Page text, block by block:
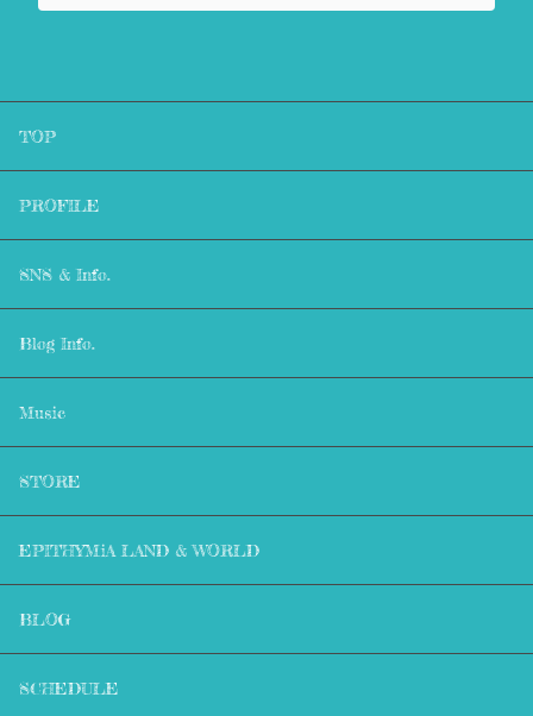
TOP
PROFILE
SNS & Info.
Blog Info.
Music
STORE
EPITHYMiA LAND & WORLD
BLOG
SCHEDULE